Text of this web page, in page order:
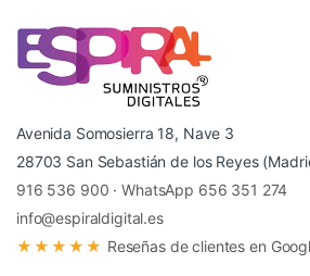
Avenida Somosierra 18, Nave 3
28703 San Sebastián de los Reyes
916 536 900 ·WhatsApp 656 351 274
info@espiraldigital.es
★★★★★ Reseñas de clientes en